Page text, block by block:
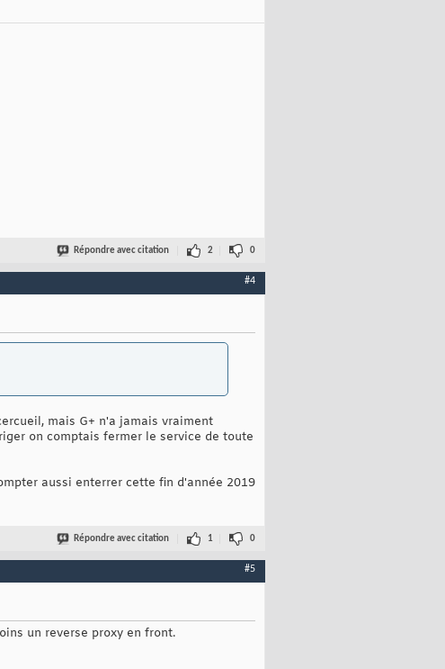
Répondre avec citation 2 0
#4
mais G+ n'a jamais vraiment
on comptais fermer le service de toute
aussi enterrer cette fin d'année 2019
Répondre avec citation 1 0
#5
un reverse proxy en front.